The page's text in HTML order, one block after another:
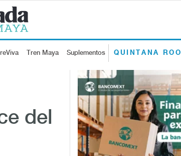
Tren Maya Suplementos QUINTANA ROO
del